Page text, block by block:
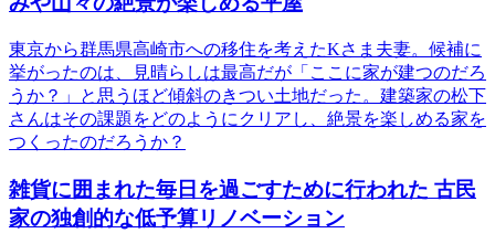
東京から群馬県高崎市への移住を考えたKさま夫妻。候補に
挙がったのは、見晴らしは最高だが「ここに家が建つのだろ
うか？」と思うほど傾斜のきつい土地だった。建築家の松下
さんはその課題をどのようにクリアし、絶景を楽しめる家を
つくったのだろうか？
雑貨に囲まれた毎日を過ごすために行われた 古民
家の独創的な低予算リノベーション